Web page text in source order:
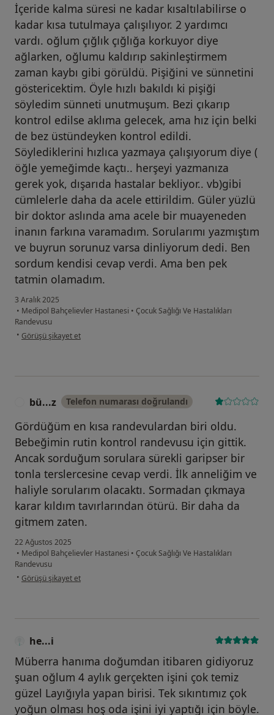
İçeride kalma süresi ne kadar kısaltılabilirse o
kadar kısa tutulmaya çalışılıyor. 2 yardımcı
vardı. oğlum çığlık çığlığa korkuyor diye
ağlarken, oğlumu kaldırıp sakinleştirmem
zaman kaybı gibi görüldü. Pişiğini ve sünnetini
göstericektim. Öyle hızlı bakıldı ki pişiği
söyledim sünneti unutmuşum. Bezi çıkarıp
kontrol edilse aklıma gelecek, ama hız için belki
de bez üstündeyken kontrol edildi.
Söylediklerini hızlıca yazmaya çalışıyorum diye (
öğle yemeğimde kaçtı.. herşeyi yazmanıza
gerek yok, dışarıda hastalar bekliyor.. vb)gibi
cümlelerle daha da acele ettirildim. Güler yüzlü
bir doktor aslında ama acele bir muayeneden
inanın farkına varamadım. Sorularımı yazmıştım
ve buyrun sorunuz varsa dinliyorum dedi. Ben
sordum kendisi cevap verdi. Ama ben pek
tatmin olamadım.
3 Aralık 2025
• Medipol Bahçelievler Hastanesi • Çocuk Sağlığı Ve Hastalıkları
Randevusu
• kullanıcının görüşüne göre b.....
Görüşü şikayet et
bü...z Telefon numarası doğrulandı
Gördüğüm en kısa randevulardan biri oldu.
Bebeğimin rutin kontrol randevusu için gittik.
Ancak sorduğum sorulara sürekli garipser bir
tonla terslercesine cevap verdi. İlk anneliğim ve
haliyle sorularım olacaktı. Sormadan çıkmaya
karar kıldım tavırlarından ötürü. Bir daha da
gitmem zaten.
22 Ağustos 2025
• Medipol Bahçelievler Hastanesi • Çocuk Sağlığı Ve Hastalıkları
Randevusu
• kullanıcının görüşüne göre bü...z
Görüşü şikayet et
he...i
Müberra hanıma doğumdan itibaren gidiyoruz
şuan oğlum 4 aylık gerçekten işini çok temiz
güzel Layığıyla yapan birisi. Tek sıkıntımız çok
yoğun olması hoş oda işini iyi yaptığı için böyle.